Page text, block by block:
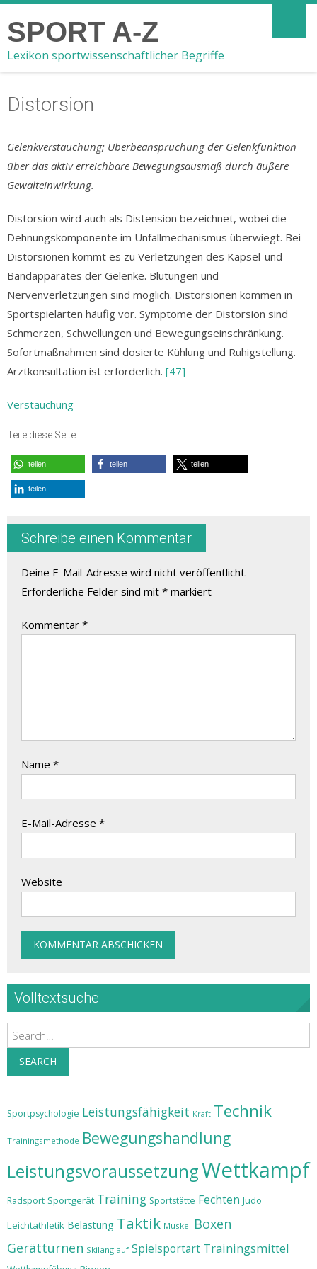
SPORT A-Z
Lexikon sportwissenschaftlicher Begriffe
Distorsion
Gelenkverstauchung; Überbeanspruchung der Gelenkfunktion
über das aktiv erreichbare Bewegungsausmaß durch äußere
Gewalteinwirkung.
Distorsion wird auch als Distension bezeichnet, wobei die
Dehnungskomponente im Unfallmechanismus überwiegt. Bei
Distorsionen kommt es zu Verletzungen des Kapsel-und
Bandapparates der Gelenke. Blutungen und
Nervenverletzungen sind möglich. Distorsionen kommen in
Sportspielarten häufig vor. Symptome der Distorsion sind
Schmerzen, Schwellungen und Bewegungseinschränkung.
Sofortmaßnahmen sind dosierte Kühlung und Ruhigstellung.
Arztkonsultation ist erforderlich. [47]
Verstauchung
Teile diese Seite
teilen teilen teilen
teilen
Schreibe einen Kommentar
Deine E-Mail-Adresse wird nicht veröffentlicht.
Erforderliche Felder sind mit * markiert
Kommentar *
Name *
E-Mail-Adresse *
Website
Volltextsuche
Search
SEARCH
Sportpsychologie Leistungsfähigkeit Kraft Technik
Trainingsmethode Bewegungshandlung
LeistungsvoraussetzungWettkampf
Radsport Sportgerät Training Sportstätte Fechten Judo
Leichtathletik Belastung Taktik Muskel Boxen
Gerätturnen Skilanglauf Spielsportart Trainingsmittel